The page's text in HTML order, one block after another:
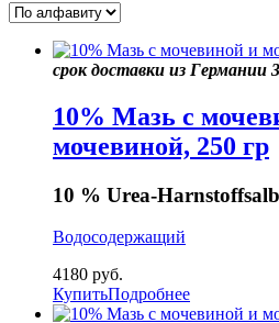
срок доставки из Германии
10% Мазь с
мочевиной, 250 гр
10 % Urea-
Водосодержащий
4180 руб.
КупитьПодробнее